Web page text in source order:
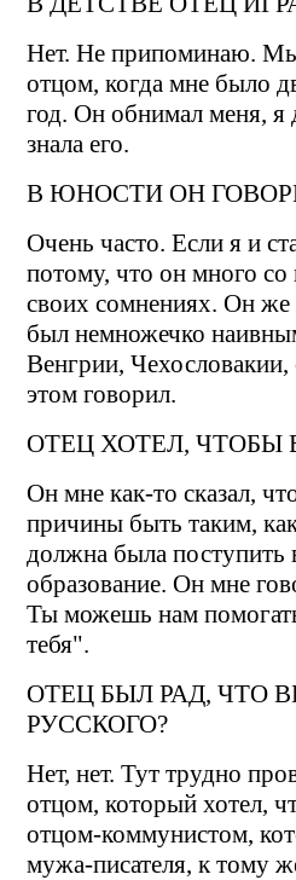
Нет. Не припоминаю.
отцом, когда мне было
год. Он обнимал меня, я
знала его.
В ЮНОСТИ ОН
Очень часто. Если я и
потому, что он много со
своих сомнениях. Он
был немножечко
Венгрии,
этом говорил.
ОТЕЦ ХОТЕЛ,
Он мне как-то сказал,
причины быть таким,
должна была поступить
образование. Он мне
Ты можешь нам
тебя".
ОТЕЦ БЫЛ РАД, ЧТО
РУССКОГО?
Нет, нет. Тут трудно
отцом, который хотел,
отцом-коммунистом,
мужа-писателя, к тому